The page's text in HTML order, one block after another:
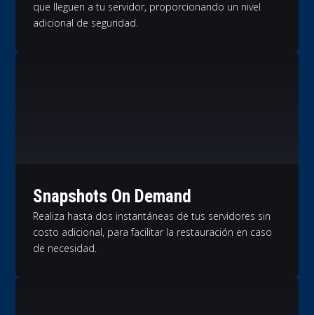
que lleguen a tu servidor, proporcionando un nivel
adicional de seguridad.
Snapshots On Demand
Realiza hasta dos instantáneas de tus servidores sin
costo adicional, para facilitar la restauración en caso
de necesidad.